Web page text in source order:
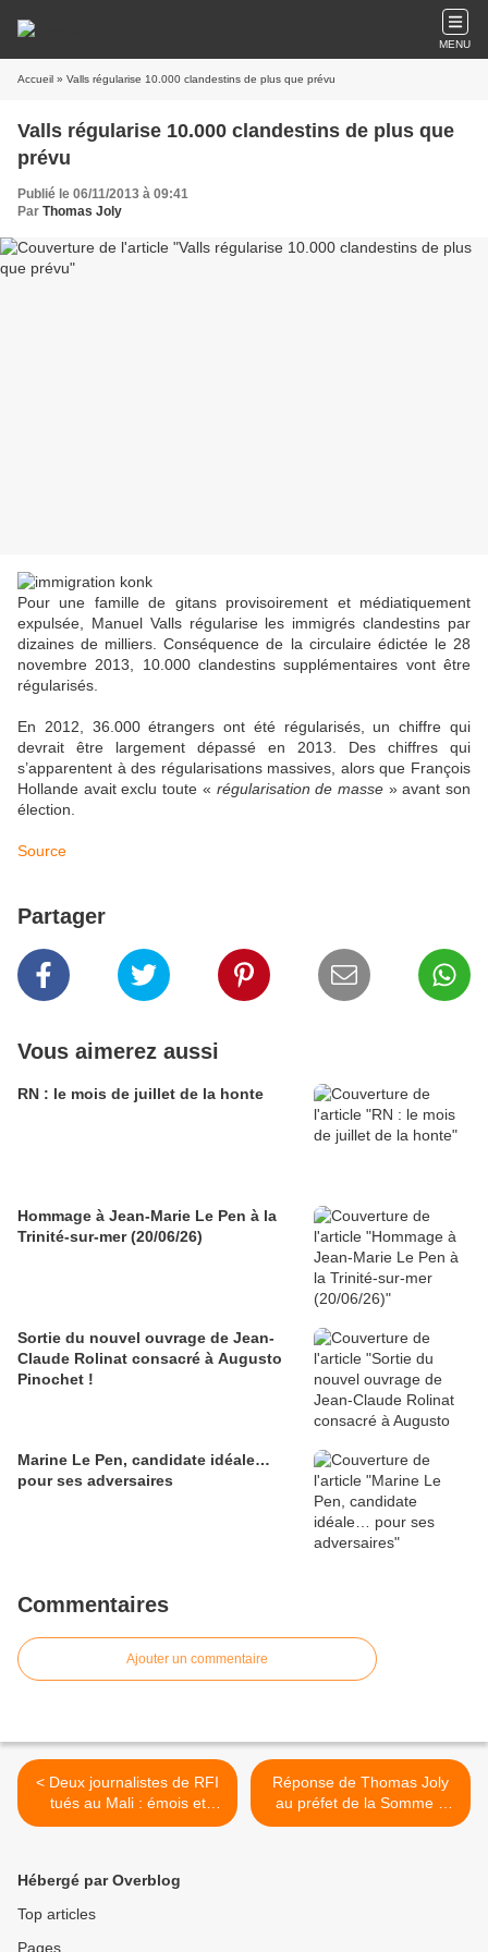
MENU
Accueil » Valls régularise 10.000 clandestins de plus que prévu
Valls régularise 10.000 clandestins de plus que
prévu
Publié le 06/11/2013 à 09:41
Par Thomas Joly
Pour une famille de gitans provisoirement et médiatiquement
expulsée, Manuel Valls régularise les immigrés clandestins par
dizaines de milliers. Conséquence de la circulaire édictée le 28
novembre 2013, 10.000 clandestins supplémentaires vont être
régularisés.
En 2012, 36.000 étrangers ont été régularisés, un chiffre qui
devrait être largement dépassé en 2013. Des chiffres qui
s’apparentent à des régularisations massives, alors que François
Hollande avait exclu toute « régularisation de masse» avant son
élection.
Source
Partager
Vous aimerez aussi
RN : le mois de juillet de la honte
Hommage à Jean-Marie Le Pen à la
Trinité-sur-mer (20/06/26)
Sortie du nouvel ouvrage de Jean-
Claude Rolinat consacré à Augusto
Pinochet !
Marine Le Pen, candidate idéale…
pour ses adversaires
Commentaires
Ajouter un commentaire
< Deux journalistes de RFI
tués au Mali : émois et
interrogations
Réponse de Thomas Joly
au préfet de la Somme à
propos du rassemblement
Hébergé par Overblog
Top articles
Pages